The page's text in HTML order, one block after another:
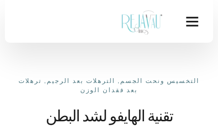
التخسيس ونحت الجسم , الترهلات بعد الرجيم , ترهلات
بعد فقدان الوزن
تقنية الهايفو لشد البطن